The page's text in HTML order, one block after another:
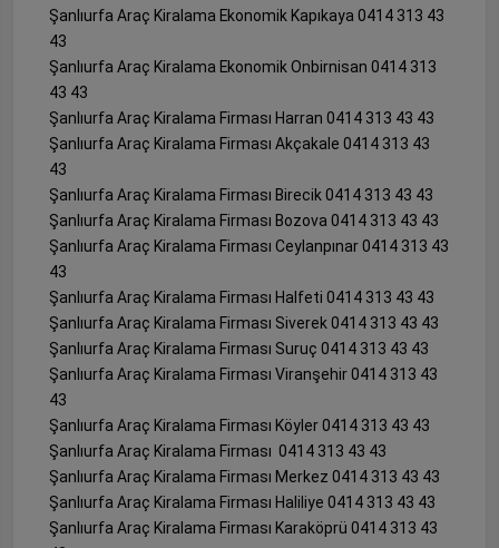
Şanlıurfa Araç Kiralama Ekonomik Kapıkaya 0414 313 43
43
Şanlıurfa Araç Kiralama Ekonomik Onbirnisan 0414 313
43 43
Şanlıurfa Araç Kiralama Firması Harran 0414 313 43 43
Şanlıurfa Araç Kiralama Firması Akçakale 0414 313 43
43
Şanlıurfa Araç Kiralama Firması Birecik 0414 313 43 43
Şanlıurfa Araç Kiralama Firması Bozova 0414 313 43 43
Şanlıurfa Araç Kiralama Firması Ceylanpınar 0414 313 43
43
Şanlıurfa Araç Kiralama Firması Halfeti 0414 313 43 43
Şanlıurfa Araç Kiralama Firması Siverek 0414 313 43 43
Şanlıurfa Araç Kiralama Firması Suruç 0414 313 43 43
Şanlıurfa Araç Kiralama Firması Viranşehir 0414 313 43
43
Şanlıurfa Araç Kiralama Firması Köyler 0414 313 43 43
Şanlıurfa Araç Kiralama Firması 0414 313 43 43
Şanlıurfa Araç Kiralama Firması Merkez 0414 313 43 43
Şanlıurfa Araç Kiralama Firması Haliliye 0414 313 43 43
Şanlıurfa Araç Kiralama Firması Karaköprü 0414 313 43